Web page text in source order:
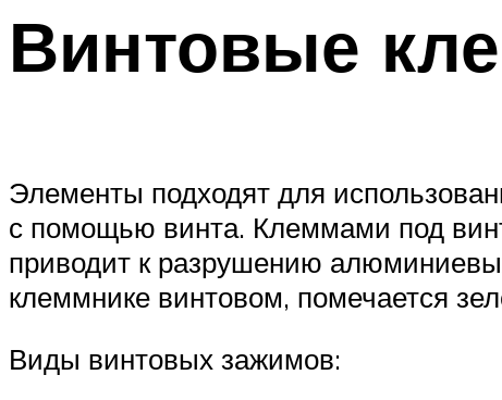
Винтовые
Элементы подходят для
с помощью винта. Клеммами под
приводит к разрушению
клеммнике винтовом, помечается
Виды винтовых зажимов: